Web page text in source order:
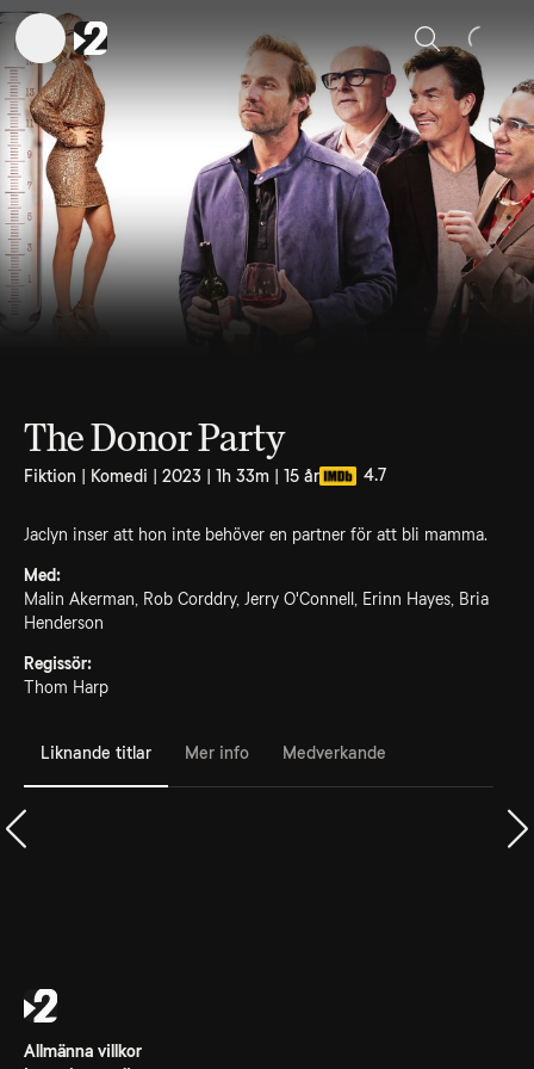
Sök
The Donor Party
Fiktion | Komedi | 2023 | 1h 33m | 15 år 4.7
Jaclyn inser att hon inte behöver en partner för att bli mamma.
Med:
Malin Akerman, Rob Corddry, Jerry O'Connell, Erinn Hayes, Bria
Henderson
Regissör:
Thom Harp
Liknande titlar Mer info Medverkande
Allmänna villkor